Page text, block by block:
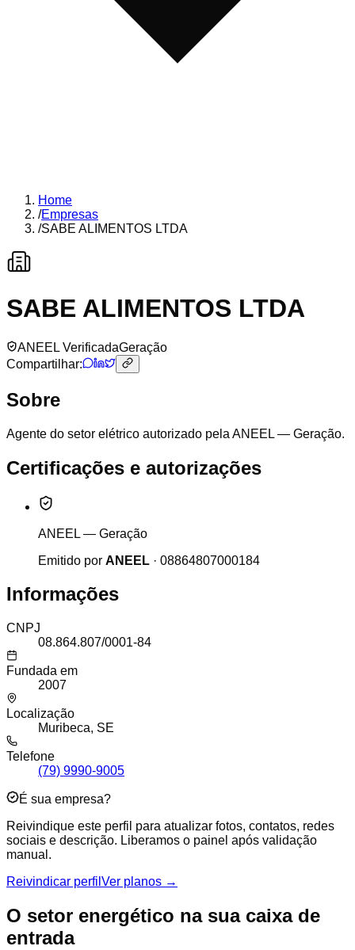
Home
/Empresas
/SABE ALIMENTOS LTDA
SABE ALIMENTOS LTDA
ANEEL VerificadaGeração
Compartilhar:
Sobre
Agente do setor elétrico autorizado pela ANEEL — Geração.
Certificações e autorizações
ANEEL — Geração
Emitido por ANEEL · 08864807000184
Informações
CNPJ
08.864.807/0001-84
Fundada em
2007
Localização
Muribeca, SE
Telefone
(79) 9990-9005
É sua empresa?
Reivindique este perfil para atualizar fotos, contatos, redes
sociais e descrição. Liberamos o painel após validação
manual.
Reivindicar perfil Ver planos →
O setor energético na sua caixa de
entrada